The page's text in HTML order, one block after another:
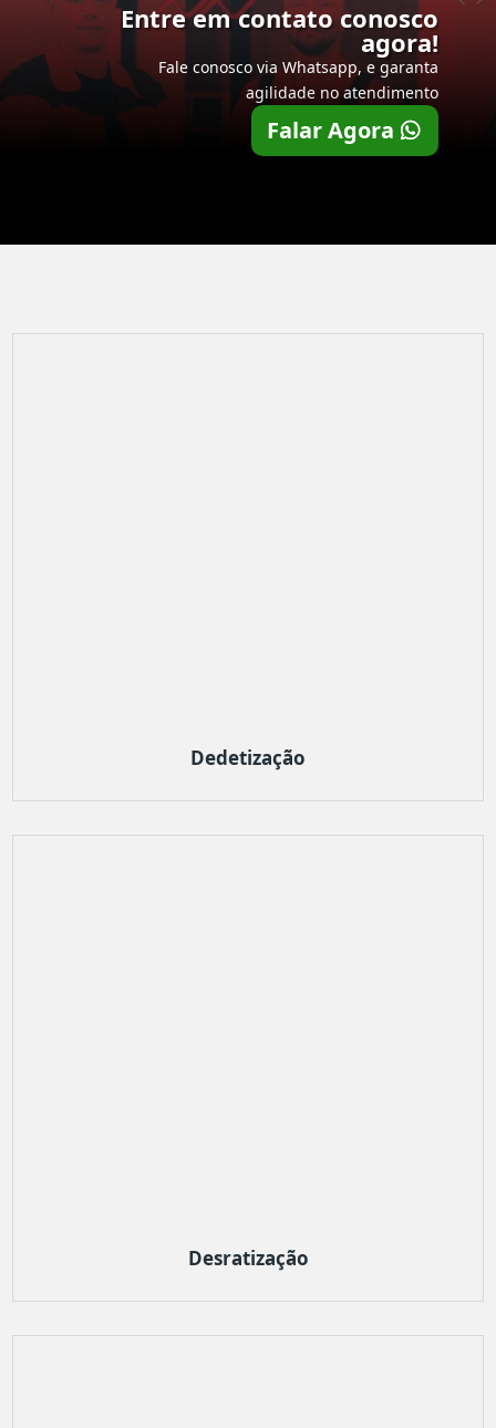
Entre em contato conosco
agora!
Fale conosco via Whatsapp, e garanta
agilidade no atendimento
Falar Agora
Dedetização
Desratização